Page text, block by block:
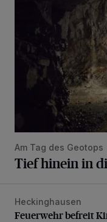
Am Tag des Geotops
Tief hinein in
Feuerwehr befreit
Heckinghausen
Feuerwehr befreit